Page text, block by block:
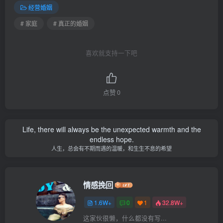
经营婚姻
# 家庭
# 真正的婚姻
喜欢就支持一下吧
点赞0
Life, there will always be the unexpected warmth and the
endless hope.
人生，总会有不期而遇的温暖，和生生不息的希望
情感挽回
1.6W+ 0 1 32.8W+
这家伙很懒，什么都没有写...